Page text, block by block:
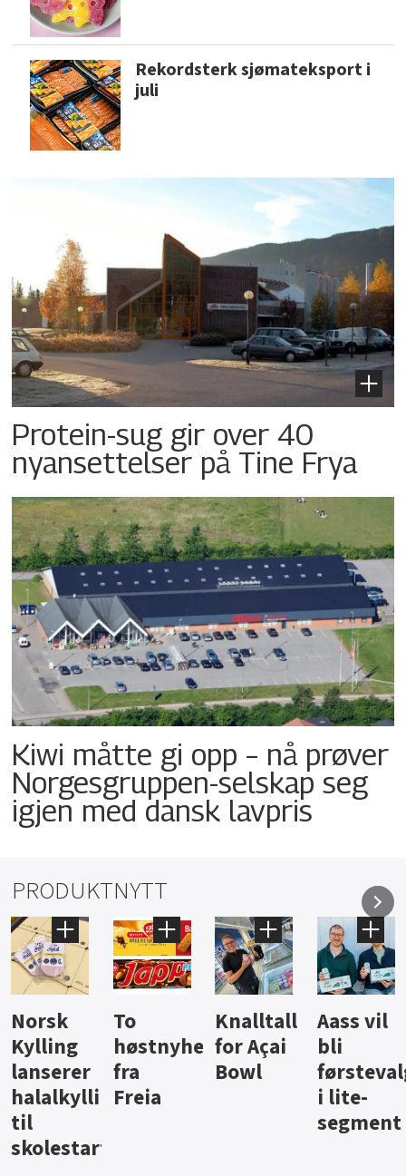
Rekordsterk sjømateksport i
juli
Protein-sug gir over 40
nyansettelser på Tine Frya
Kiwi måtte gi opp – nå prøver
Norgesgruppen-selskap seg
igjen med dansk lavpris
PRODUKTNYTT
Knalltall
for Açai
Bowl
Aass vil
bli
førstevalg
i lite-
Brus og
jus fra
Berentsen
Hard
iste fra
Hansa